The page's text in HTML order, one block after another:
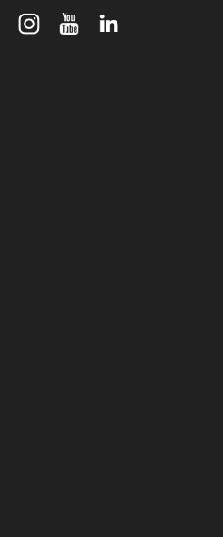
robótica FIRST 2026! (video)